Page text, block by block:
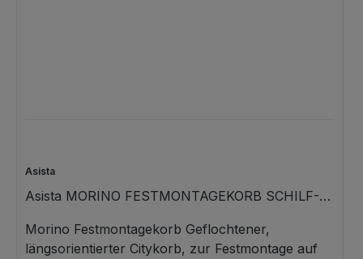
Asista
Asista MORINO FESTMONTAGEKORB SCHILF-
Morino Festmontagekorb Geflochtener,
längsorientierter Citykorb, zur Festmontage auf